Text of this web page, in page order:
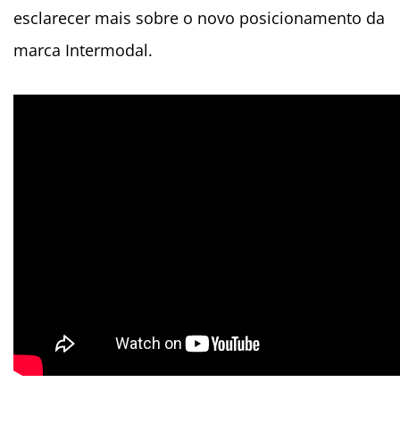
esclarecer mais sobre o novo posicionamento da
marca Intermodal.